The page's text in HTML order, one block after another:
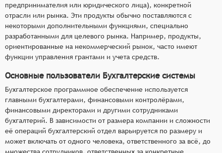
предпринимателия или юридического лица), конкретной
отрасли или рынка. Эти продукты обычно поставляются с
некоторыми дополнительными функциями, специально
разработанными для целевого рынка. Например, продукты,
ориентированные на некоммерческий рынок, часто имеют
функции управления грантами и учета средств.
Основные пользователи Бухгалтерские системы
Бухгалтерское программное обеспечение используется
главными бухгалтерами, финансовыми контролёрами,
финансовыми директорами и другими сотрудниками
бухгалтерий. В зависимости от размера компании и сложности
её операций бухгалтерский отдел варьируется по размеру и
может включать от одного человека, ответственного за всё, до